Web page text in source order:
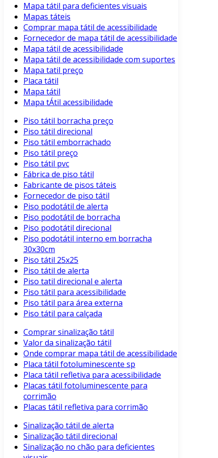
Mapa tátil para deficientes visuais
Mapas táteis
Comprar mapa tátil de acessibilidade
Fornecedor de mapa tátil de acessibilidade
Mapa tátil de acessibilidade
Mapa tátil de acessibilidade com suportes
Mapa tatil preço
Placa tátil
Mapa tátil
Mapa tÁtil acessibilidade
Piso tátil borracha preço
Piso tátil direcional
Piso tátil emborrachado
Piso tátil preço
Piso tátil pvc
Fábrica de piso tátil
Fabricante de pisos táteis
Fornecedor de piso tátil
Piso podotátil de alerta
Piso podotátil de borracha
Piso podotátil direcional
Piso podotátil interno em borracha
30x30cm
Piso tátil 25x25
Piso tátil de alerta
Piso tatil direcional e alerta
Piso tátil para acessibilidade
Piso tátil para área externa
Piso tátil para calçada
Comprar sinalização tátil
Valor da sinalização tátil
Onde comprar mapa tátil de acessibilidade
Placa tátil fotoluminescente sp
Placa tátil refletiva para acessibilidade
Placas tátil fotoluminescente para
corrimão
Placas tátil refletiva para corrimão
Sinalização tátil de alerta
Sinalização tátil direcional
Sinalização no chão para deficientes